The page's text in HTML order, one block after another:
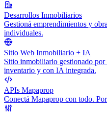
Desarrollos Inmobiliarios
Gestioná emprendimientos y
individuales.
Sitio Web Inmobiliario + IA
Sitio inmobiliario gestionado
inventario y con IA integrada.
APIs Mapaprop
Conectá Mapaprop con todo.